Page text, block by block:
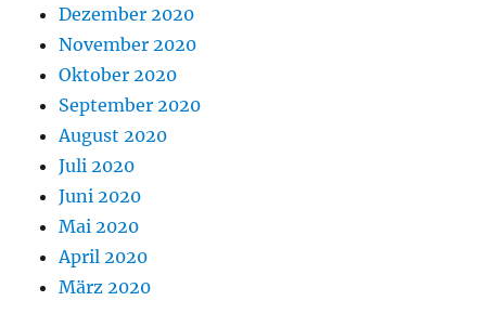
Dezember 2020
November 2020
Oktober 2020
September 2020
August 2020
Juli 2020
Juni 2020
Mai 2020
April 2020
März 2020